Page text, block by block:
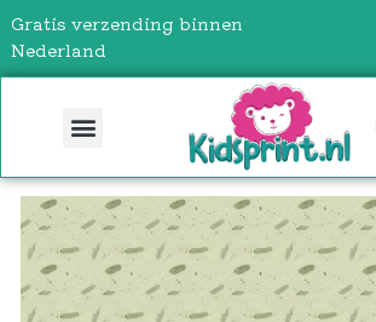
Gratis verzending binnen
Nederland